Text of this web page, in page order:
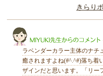
きらり
ラベンダーカラー主体のナ
癒されますよね(#^.^#)落ち着
ザインだと思います。「リー